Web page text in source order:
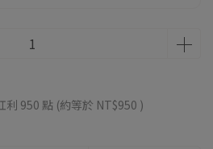
利 950 點 (約等於 NT$950 )